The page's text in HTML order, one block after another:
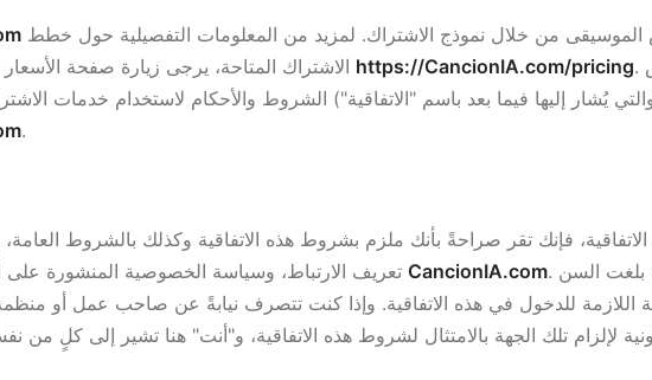
https://CancionIA.com/pricing. تحدد اتفاقية الترخيص
يُشار إليها فيما بعد باسم "الاتفاقية") الشروط والأحكام لاستخدام خدمات
.
فإنك تقر صراحةً بأنك ملزم بشروط هذه الاتفاقية وكذلك بالشروط
CancionIA.com. كما تقر أيضاً بأنك بلغت السن
اللازمة للدخول في هذه الاتفاقية. وإذا كنت تتصرف نيابةً عن صاحب عمل أو
لإلزام تلك الجهة بالامتثال لشروط هذه الاتفاقية، و"أنت" هنا تشير إلى كلٍ من